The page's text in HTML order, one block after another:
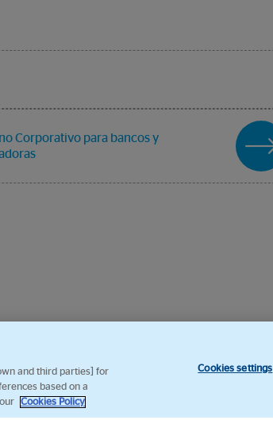
Corporativo para bancos y
and third parties] for
based on a
Cookies Policy
Cookies settings